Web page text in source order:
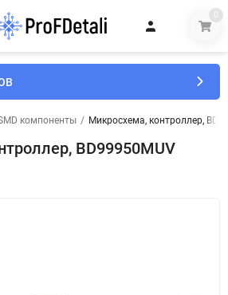
0
компоненты / Микросхема, контроллер,
BD99950MUV